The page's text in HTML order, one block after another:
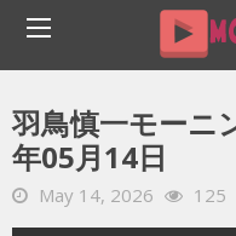
Home
YOUTUBE 動画 毎
羽鳥慎一モーニングショー
羽鳥慎一モー
年05月14日
May 14, 2026 125